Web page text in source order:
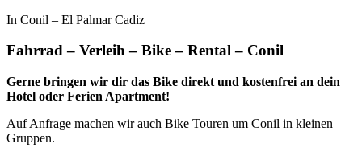
In Conil – El Palmar Cadiz
Fahrrad – Verleih – Bike – Rental – Conil
Gerne bringen wir dir das Bike direkt und kostenfrei an dein
Hotel oder Ferien Apartment!
Auf Anfrage machen wir auch Bike Touren um Conil in kleinen
Gruppen.